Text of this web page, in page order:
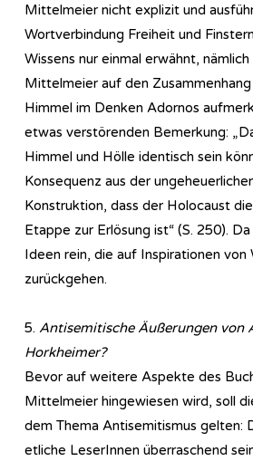
Mittelmeier nicht explizit und
Wortverbindung Freiheit und
Wissens nur einmal erwähnt,
Mittelmeier auf den
Himmel im Denken Adornos
etwas verstörenden Bemerkung:
Himmel und Hölle identisch sein
Konsequenz aus der
Konstruktion, dass der Holocaust
Etappe zur Erlösung ist“ (S. 250).
Ideen rein, die auf Inspirationen von
zurückgehen.
5. Antisemitische Äußerungen von
Horkheimer?
Bevor auf weitere Aspekte des
Mittelmeier hingewiesen wird, soll
dem Thema Antisemitismus gelten:
etliche LeserInnen überraschend